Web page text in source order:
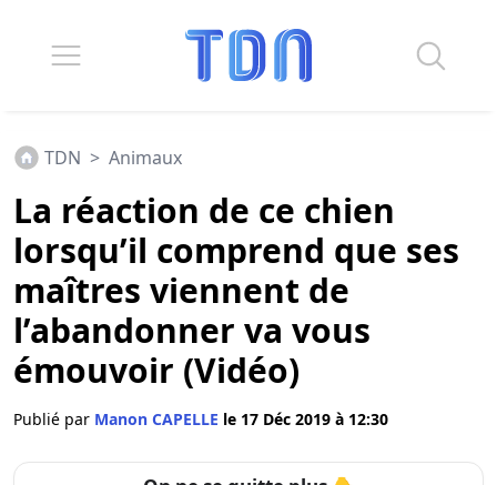
TDN > Animaux
La réaction de ce chien
lorsqu’il comprend que ses
maîtres viennent de
l’abandonner va vous
émouvoir (Vidéo)
Publié par Manon CAPELLE le 17 Déc 2019 à 12:30